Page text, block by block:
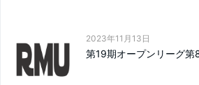
2023年11月13日
第19期オープンリーグ第